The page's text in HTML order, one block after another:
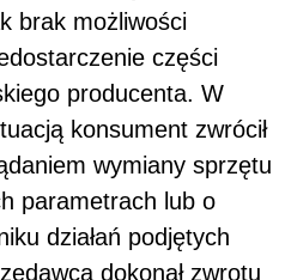
brak możliwości
części
producenta. W
konsument zwrócił
wymiany sprzętu
parametrach lub o
działań podjętych
dokonał zwrotu